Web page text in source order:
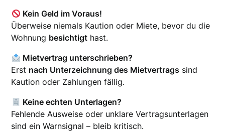
Kein Geld im Voraus!
Überweise niemals Kaution oder Miete, bevor du die
Wohnung besichtigt hast.
Mietvertrag unterschrieben?
Erst nach Unterzeichnung des Mietvertrags sind
Kaution oder Zahlungen fällig.
Keine echten Unterlagen?
Fehlende Ausweise oder unklare Vertragsunterlagen
sind ein Warnsignal – bleib kritisch.